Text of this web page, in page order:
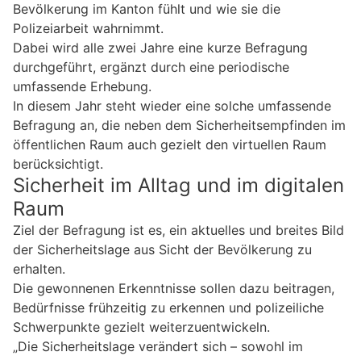
Bevölkerung im Kanton fühlt und wie sie die
Polizeiarbeit wahrnimmt.
Dabei wird alle zwei Jahre eine kurze Befragung
durchgeführt, ergänzt durch eine periodische
umfassende Erhebung.
In diesem Jahr steht wieder eine solche umfassende
Befragung an, die neben dem Sicherheitsempfinden im
öffentlichen Raum auch gezielt den virtuellen Raum
berücksichtigt.
Sicherheit im Alltag und im digitalen
Raum
Ziel der Befragung ist es, ein aktuelles und breites Bild
der Sicherheitslage aus Sicht der Bevölkerung zu
erhalten.
Die gewonnenen Erkenntnisse sollen dazu beitragen,
Bedürfnisse frühzeitig zu erkennen und polizeiliche
Schwerpunkte gezielt weiterzuentwickeln.
„Die Sicherheitslage verändert sich – sowohl im